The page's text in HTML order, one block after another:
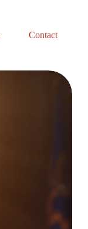
Contact